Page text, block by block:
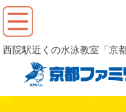
西院駅近くの水泳教室「京